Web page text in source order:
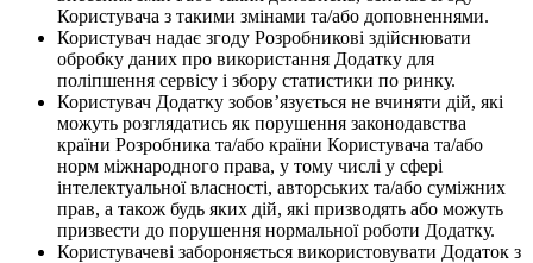
Користувача з такими змінами та/або доповненнями.
Користувач надає згоду Розробникові здійснювати
обробку даних про використання Додатку для
поліпшення сервісу і збору статистики по ринку.
Користувач Додатку зобов’язується не вчиняти дій, які
можуть розглядатись як порушення законодавства
країни Розробника та/або країни Користувача та/або
норм міжнародного права, у тому числі у сфері
інтелектуальної власності, авторських та/або суміжних
прав, а також будь яких дій, які призводять або можуть
призвести до порушення нормальної роботи Додатку.
Користувачеві забороняється використовувати Додаток з